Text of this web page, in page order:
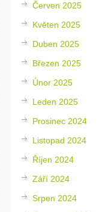
Červen 2025
Květen 2025
Duben 2025
Březen 2025
Únor 2025
Leden 2025
Prosinec 2024
Listopad 2024
Říjen 2024
Září 2024
Srpen 2024